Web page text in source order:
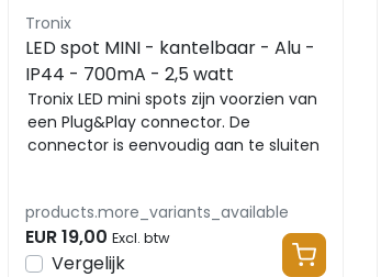
Tronix
LED spot MINI - kantelbaar - Alu -
IP44 - 700mA - 2,5 watt
Tronix LED mini spots zijn voorzien van
een Plug&Play connector. De
connector is eenvoudig aan te sluiten
products.more_variants_available
EUR 19,00 Excl. btw
Vergelijk